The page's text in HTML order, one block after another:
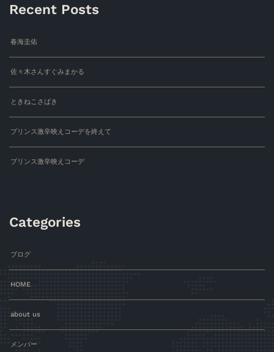
Recent Posts
春海圭佑
佐々木さんすぐみまかる
ときねこさばき
プリンス激辛映えコーデを終えて
プリンス激辛映えコーデ
Categories
ブログ
HOME
about us
メンバー